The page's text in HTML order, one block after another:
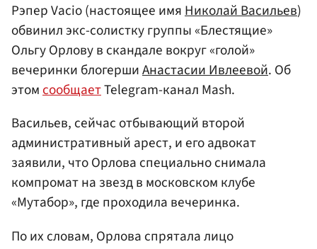
Рэпер Vacio (настоящее имяНиколай Васильев)
обвинил экс-солистку группы «Блестящие»
Ольгу Орлову в скандале вокруг «голой»
вечеринки блогершиАнастасии Ивлеевой. Об
этомсообщаетTelegram-канал Mash.
Васильев, сейчас отбывающий второй
административный арест, и его адвокат
заявили, что Орлова специально снимала
компромат на звезд в московском клубе
«Мутабор», где проходила вечеринка.
По их словам, Орлова спрятала лицо